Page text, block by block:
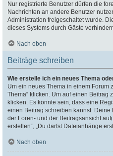
Nur registrierte Benutzer dürfen die
Nachrichten an andere Benutzer
Administration freigeschaltet wurde.
dieses Systems durch Gäste
Nach oben
Beiträge schreiben
Wie erstelle ich ein neues Thema
Um ein neues Thema in einem Forum
Thema“ klicken. Um auf einen Beitrag
klicken. Es könnte sein, dass eine
einen Beitrag schreiben kannst.
der Foren- und der Beitragsansicht
erstellen“, „Du darfst Dateianhänge
Nach oben